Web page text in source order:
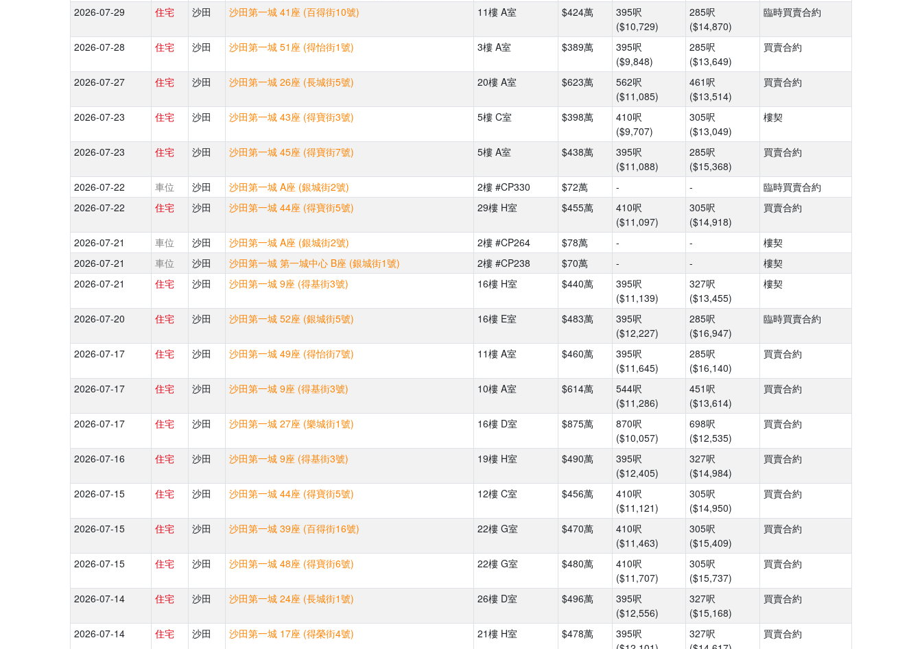
2026-07-29
住宅 沙田 沙田第一城 41座 (百得街10號) 11樓 A室 $424萬
395呎
($10,729)
285呎
($14,870)
臨時買賣合約
2026-07-28 住宅 沙田 沙田第一城 51座 (得怡街1號) 3樓 A室 $389萬
395呎
($9,848)
285呎
($13,649)
買賣合約
2026-07-27 住宅 沙田 沙田第一城 26座 (長城街5號) 20樓 A室 $623萬
562呎
($11,085)
461呎
($13,514)
買賣合約
2026-07-23 住宅 沙田 沙田第一城 43座 (得寶街3號) 5樓 C室 $398萬
410呎
($9,707)
305呎
($13,049)
樓契
2026-07-23 住宅 沙田 沙田第一城 45座 (得寶街7號) 5樓 A室 $438萬
395呎
($11,088)
285呎
($15,368)
買賣合約
2026-07-22 車位 沙田 沙田第一城 A座 (銀城街2號) 2樓 #CP330 $72萬 - -
臨時買賣合約
2026-07-22
住宅 沙田 沙田第一城 44座 (得寶街5號) 29樓 H室 $455萬
410呎
($11,097)
305呎
($14,918)
買賣合約
2026-07-21 車位 沙田 沙田第一城 A座 (銀城街2號) 2樓 #CP264 $78萬 - -
樓契
2026-07-21
車位 沙田 沙田第一城 第一城中心 B座 (銀城街1號) 2樓 #CP238 $70萬 - -
樓契
2026-07-21
住宅 沙田 沙田第一城 9座 (得基街3號) 16樓 H室 $440萬
395呎
($11,139)
327呎
($13,455)
樓契
2026-07-20 住宅 沙田 沙田第一城 52座 (銀城街5號) 16樓 E室 $483萬
395呎
($12,227)
285呎
($16,947)
臨時買賣合約
2026-07-17 住宅 沙田 沙田第一城 49座 (得怡街7號) 11樓 A室 $460萬
395呎
($11,645)
285呎
($16,140)
買賣合約
2026-07-17 住宅 沙田 沙田第一城 9座 (得基街3號) 10樓 A室 $614萬
544呎
($11,286)
451呎
($13,614)
買賣合約
2026-07-17 住宅 沙田 沙田第一城 27座 (樂城街1號) 16樓 D室 $875萬
870呎
($10,057)
698呎
($12,535)
買賣合約
2026-07-16 住宅 沙田 沙田第一城 9座 (得基街3號) 19樓 H室 $490萬
395呎
($12,405)
327呎
($14,984)
買賣合約
2026-07-15 住宅 沙田 沙田第一城 44座 (得寶街5號) 12樓 C室 $456萬
410呎
($11,121)
305呎
($14,950)
買賣合約
2026-07-15 住宅 沙田 沙田第一城 39座 (百得街16號) 22樓 G室 $470萬
410呎
($11,463)
305呎
($15,409)
買賣合約
2026-07-15 住宅 沙田 沙田第一城 48座 (得寶街6號) 22樓 G室 $480萬
410呎
($11,707)
305呎
($15,737)
買賣合約
2026-07-14 住宅 沙田 沙田第一城 24座 (長城街1號) 26樓 D室 $496萬
395呎
($12,556)
327呎
($15,168)
買賣合約
2026-07-14 住宅 沙田 沙田第一城 17座 (得榮街4號) 21樓 H室 $478萬
395呎
327呎
買賣合約